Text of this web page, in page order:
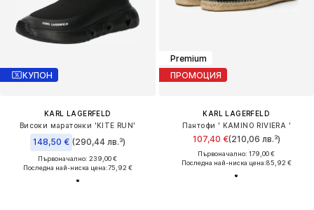
КУПОН
KARL LAGERFELD
Високи маратонки 'KITE RUN'
148,50 € (290,44 лв.³)
Първоначално: 239,00 €
Последна най-ниска цена:75,92 €
Premium
ПРОМОЦИЯ
KARL LAGERFELD
Пантофи ' KAMINO RIVIERA '
107,40 €(210,06 лв.³)
Първоначално: 179,00 €
Последна най-ниска цена:85,92 €